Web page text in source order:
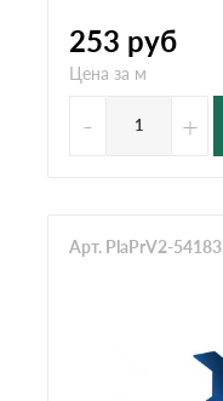
253 руб
Цена за м
- +
Арт. PlaPrV2-54183